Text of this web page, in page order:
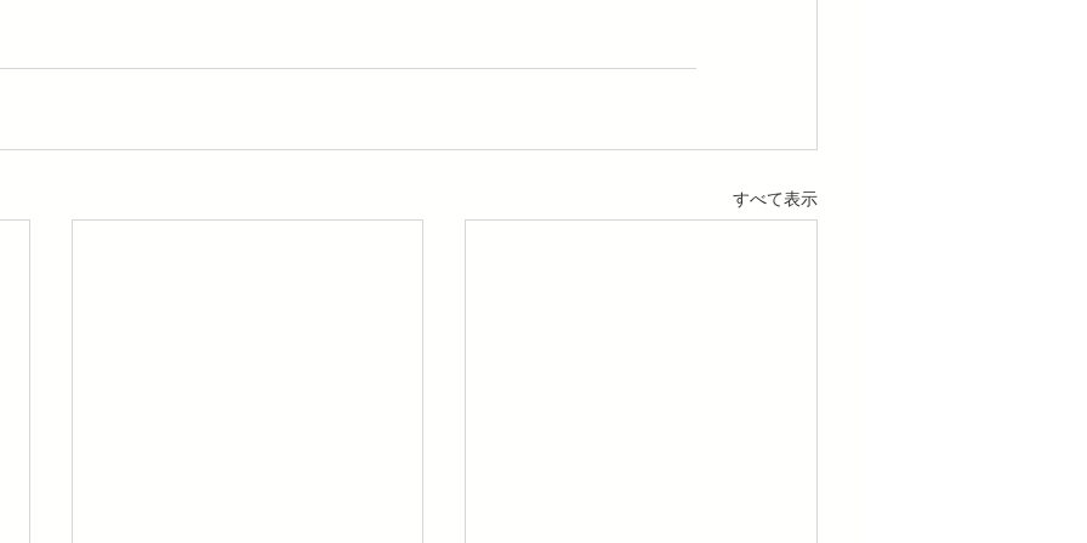
すべて表示